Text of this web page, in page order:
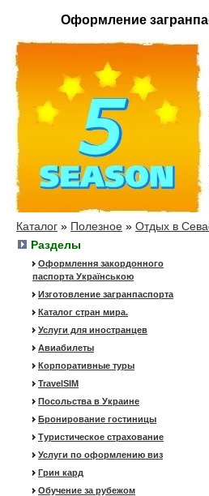
Оформление
Каталог » Полезное » Отдых в
Разделы
Оформлення закордонного
паспорта Українською
Изготовление загранпаспорта
Каталог стран мира.
Услуги для иностранцев
Авиабилеты
Корпоративные туры
TravelSIM
Посольства в Украине
Бронирование гостиницы
Туристическое страхование
Услуги по оформлению виз
Грин кард
Обучение за рубежом